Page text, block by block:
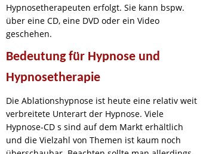
Hypnosetherapeuten erfolgt. Sie kann bspw.
über eine CD, eine DVD oder ein Video
geschehen.
Bedeutung für Hypnose und
Hypnosetherapie
Die Ablationshypnose ist heute eine relativ weit
verbreitete Unterart der Hypnose. Viele
Hypnose-CD s sind auf dem Markt erhältlich
und die Vielzahl von Themen ist kaum noch